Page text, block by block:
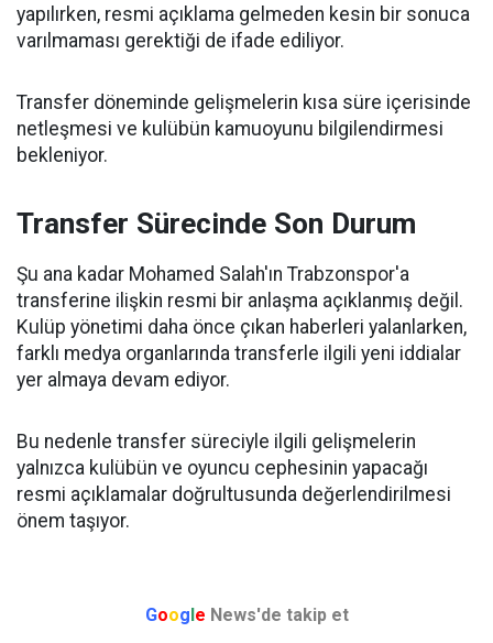
yapılırken, resmi açıklama gelmeden kesin bir sonuca
varılmaması gerektiği de ifade ediliyor.
Transfer döneminde gelişmelerin kısa süre içerisinde
netleşmesi ve kulübün kamuoyunu bilgilendirmesi
bekleniyor.
Transfer Sürecinde Son Durum
Şu ana kadar Mohamed Salah'ın Trabzonspor'a
transferine ilişkin resmi bir anlaşma açıklanmış değil.
Kulüp yönetimi daha önce çıkan haberleri yalanlarken,
farklı medya organlarında transferle ilgili yeni iddialar
yer almaya devam ediyor.
Bu nedenle transfer süreciyle ilgili gelişmelerin
yalnızca kulübün ve oyuncu cephesinin yapacağı
resmi açıklamalar doğrultusunda değerlendirilmesi
önem taşıyor.
Google News'de takip et